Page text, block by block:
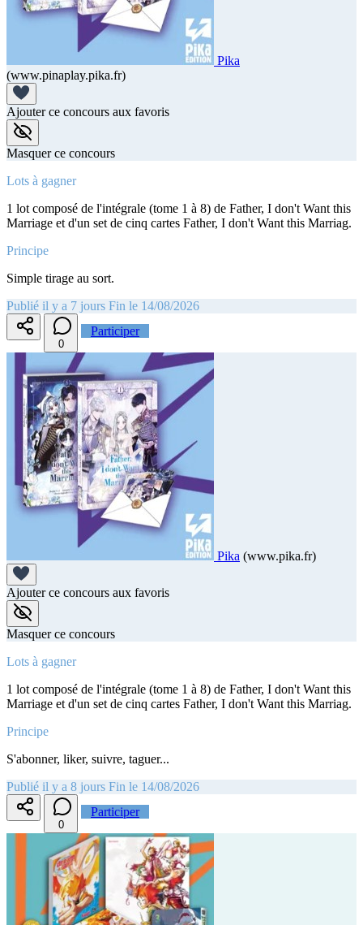
Pika
(www.pinaplay.pika.fr)
Ajouter ce concours aux favoris
Masquer ce concours
Lots à gagner
1 lot composé de l'intégrale (tome 1 à 8) de Father, I don't Want this
Marriage et d'un set de cinq cartes Father, I don't Want this Marriag.
Principe
Simple tirage au sort.
Publié il y a 7 jours Fin le 14/08/2026
0
Participer
Pika (www.pika.fr)
Ajouter ce concours aux favoris
Masquer ce concours
Lots à gagner
1 lot composé de l'intégrale (tome 1 à 8) de Father, I don't Want this
Marriage et d'un set de cinq cartes Father, I don't Want this Marriag.
Principe
S'abonner, liker, suivre, taguer...
Publié il y a 8 jours Fin le 14/08/2026
0
Participer